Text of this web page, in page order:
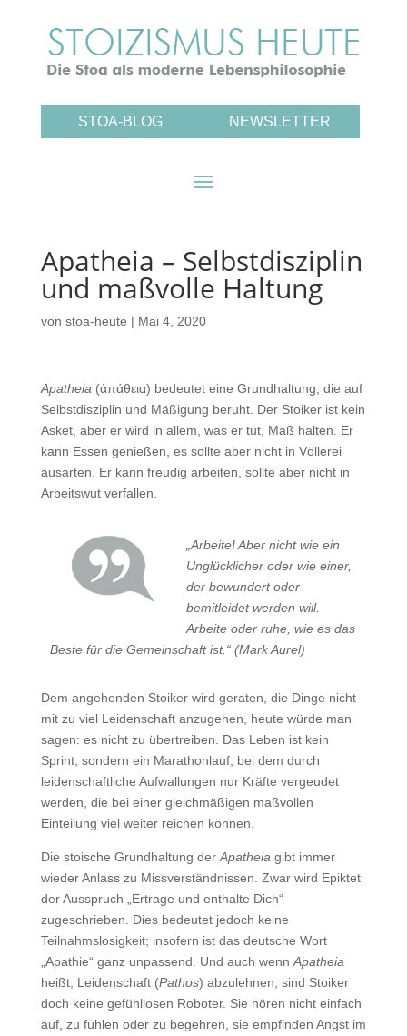
STOA-BLOG NEWSLETTER
Apatheia – Selbstdisziplin
und maßvolle Haltung
von stoa-heute | Mai 4, 2020
Apatheia (ἀπάθεια) bedeutet eine Grundhaltung, die auf
Selbstdisziplin und Mäßigung beruht. Der Stoiker ist kein
Asket, aber er wird in allem, was er tut, Maß halten. Er
kann Essen genießen, es sollte aber nicht in Völlerei
ausarten. Er kann freudig arbeiten, sollte aber nicht in
Arbeitswut verfallen.
„Arbeite! Aber nicht wie ein
Unglücklicher oder wie einer,
der bewundert oder
bemitleidet werden will.
Arbeite oder ruhe, wie es das
Beste für die Gemeinschaft ist.“ (Mark Aurel)
Dem angehenden Stoiker wird geraten, die Dinge nicht
mit zu viel Leidenschaft anzugehen, heute würde man
sagen: es nicht zu übertreiben. Das Leben ist kein
Sprint, sondern ein Marathonlauf, bei dem durch
leidenschaftliche Aufwallungen nur Kräfte vergeudet
werden, die bei einer gleichmäßigen maßvollen
Einteilung viel weiter reichen können.
Die stoische Grundhaltung der Apatheia gibt immer
wieder Anlass zu Missverständnissen. Zwar wird Epiktet
der Ausspruch „Ertrage und enthalte Dich“
zugeschrieben. Dies bedeutet jedoch keine
Teilnahmslosigkeit; insofern ist das deutsche Wort
„Apathie“ ganz unpassend. Und auch wenn Apatheia
heißt, Leidenschaft (Pathos) abzulehnen, sind Stoiker
doch keine gefühllosen Roboter. Sie hören nicht einfach
auf, zu fühlen oder zu begehren, sie empfinden Angst im